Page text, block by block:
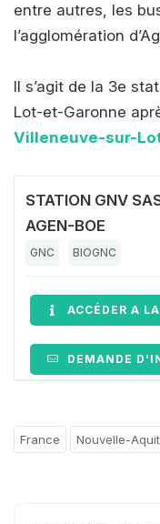
entre autres, les
l’agglomération
Il s’agit de la 3e
Lot-et-Garonne
Villeneuve-sur-
STATION GNV
AGEN-BOE
GNC BIOGNC
ACCÉDER A
DEMANDE
France Nouvelle-